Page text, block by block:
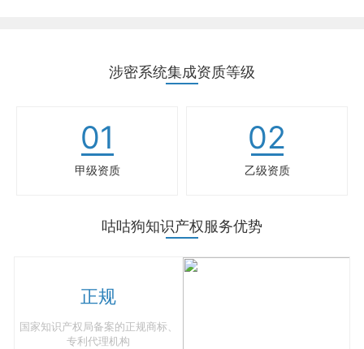
涉密系统集成资质等级
01
甲级资质
02
乙级资质
咕咕狗知识产权服务优势
正规
国家知识产权局备案的正规商标、
专利代理机构